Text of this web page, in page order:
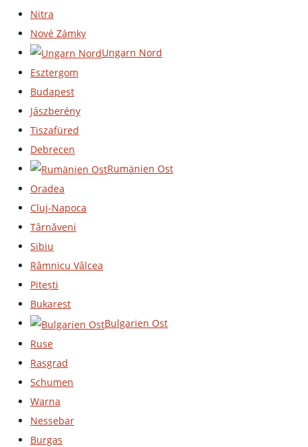
Nitra
Nové Zámky
Ungarn Nord
Esztergom
Budapest
Jászberény
Tiszafüred
Debrecen
Rumänien Ost
Oradea
Cluj-Napoca
Târnăveni
Sibiu
Râmnicu Vâlcea
Pitești
Bukarest
Bulgarien Ost
Ruse
Rasgrad
Schumen
Warna
Nessebar
Burgas